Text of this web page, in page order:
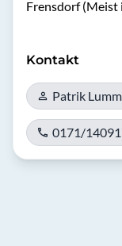
Frensdorf (Meist
Kontakt
Patrik
0171/